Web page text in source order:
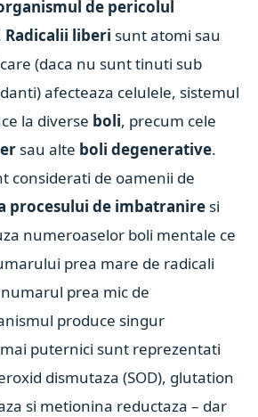
de pericolul
Radicalii liberi sunt atomi sau
(daca nu sunt tinuti sub
afecteaza celulele, sistemul
la diverse boli, precum cele
sau alte boli degenerative.
considerati de oamenii de
procesului de imbatranire si
numeroaselor boli mentale ce
prea mare de radicali
prea mic de
produce singur
puternici sunt reprezentati
dismutaza (SOD), glutation
si metionina reductaza – dar